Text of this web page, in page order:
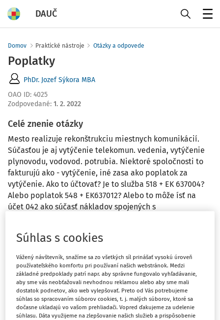
DAUČ
Domov Praktické nástroje Otázky a odpovede
Poplatky
PhDr. Jozef Sýkora MBA
OAO ID: 4025
Zodpovedané: 1. 2. 2022
Celé znenie otázky
Mesto realizuje rekonštrukciu miestnych komunikácií.
Súčasťou je aj vytýčenie telekomun. vedenia, vytýčenie
plynovodu, vodovod. potrubia. Niektoré spoločnosti to
fakturujú ako - vytýčenie, iné zasa ako poplatok za
vytýčenie. Ako to účtovať? Je to služba 518 + EK 637004?
Alebo poplatok 548 + EK637012? Alebo to môže ísť na
účet 042 ako súčasť nákladov spojených s
Odpoveď
Máte predplatné? Prihláste sa
Súhlas s cookies
Vážený návštevník, snažíme sa zo všetkých síl prinášať vysokú úroveň
používateľského komfortu pri používaní našich webstránok. Medzi
základné predpoklady patrí napr. aby správne fungovalo vyhľadávanie,
aby sme vás neobťažovali nevhodnou reklamou alebo aby sme mali
dostatok podnetov, ako web vylepšovať. Preto od Vás potrebujeme
súhlas so spracovaním súborov cookies, t. j. malých súborov, ktoré sa
dočasne ukladajú vo vašom prehliadači. Vopred ďakujeme za udelenie
súhlasu. Dáta využijeme na zlepšovanie našich služieb a prispôsobenie